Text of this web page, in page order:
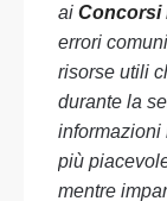
ai Concorsi
errori
risorse utili
durante la
informazioni
più
mentre